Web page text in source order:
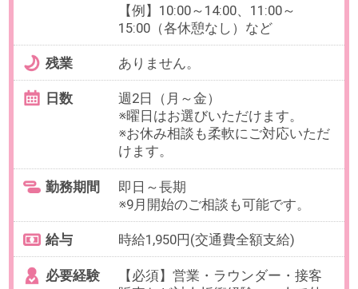
週5日（月～金）
※お休み相談も柔軟にご対応いただ
けます。
【在宅勤務について】業務開始2週
間を目処に週1～2日の在宅勤務が
相談が可能です。
即日～長期
※9月開始のご相談も可能です。
時給1,750円(交通費全額支給)
必要経験 【必須】クライアント対応経験、
Excel・Googleスプレッドシートの
業務使用経験
OAスキル 【必須】Excel：SUM/AVE 仕組み
理解できていればOK、Googleスプ